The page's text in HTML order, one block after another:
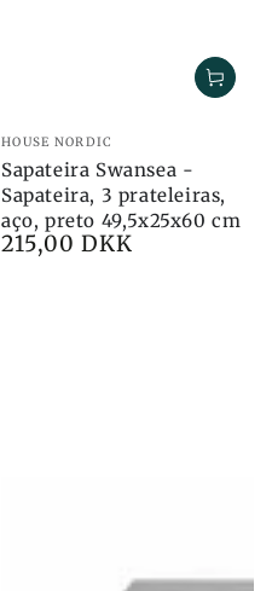
Marca:
HOUSE NORDIC
Sapateira Swansea -
Sapateira, 3 prateleiras,
aço, preto 49,5x25x60 cm
Preço
215,00 DKK